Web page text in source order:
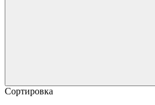
Сортировка